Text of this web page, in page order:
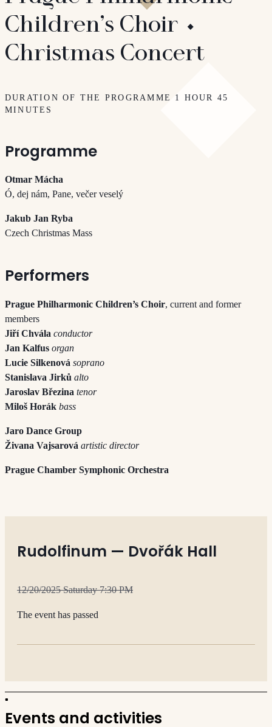
Children’s Choir ⬩
Christmas Concert
DURATION OF THE PROGRAMME 1 HOUR 45
MINUTES
Programme
Otmar Mácha
Ó, dej nám, Pane, večer veselý
Jakub Jan Ryba
Czech Christmas Mass
Performers
Prague Philharmonic Children’s Choir, current and former
members
Jiří Chvála conductor
Jan Kalfus organ
Lucie Silkenová soprano
Stanislava Jirků alto
Jaroslav Březina tenor
Miloš Horák bass
Jaro Dance Group
Živana Vajsarová artistic director
Prague Chamber Symphonic Orchestra
Rudolfinum — Dvořák Hall
12/20/2025 Saturday 7:30 PM
The event has passed
Events and activities